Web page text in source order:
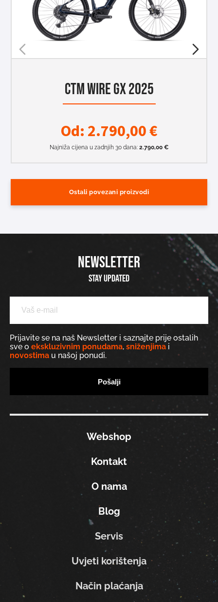
CTM WIRE GX 2025
Od:2.790,00€
Najniža cijena u zadnjih 30 dana: 2.790,00 €
Ostali povezani proizvodi
NEWSLETTER
Stay updated
Prijavite se na naš Newsletter i saznajte prije ostalih
sve o ekskluzivnim ponudama, sniženjima i
novostima u našoj ponudi.
Webshop
Kontakt
O nama
Blog
Servis
Uvjeti korištenja
Način plaćanja